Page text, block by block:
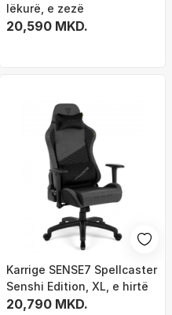
lëkurë, e zezë
20,590 MKD.
Karrige SENSE7 Spellcaster
Senshi Edition, XL, e hirtë
20,790 MKD.